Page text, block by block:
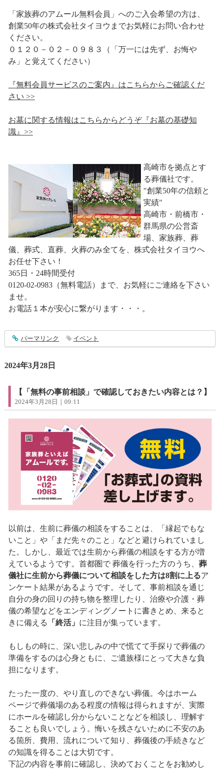
「家族葬のアムール無料会員」へのご入会希望の方は、
創業50年の株式会社タイヨウまでお気軽にお問い合わせ
ください。
０１２０－０２－０９８３（「万一には先ず、お悔や
み」と覚えてください）
『無料会員サービスのご案内』はこちらからご確認くだ
さい >>
お墓に関する情報はこちらからどうぞ『お墓の基礎知
識』>>
高崎市を拠点とす
る葬儀社です。
"創業50年の信頼と
実績"
高崎市・前橋市・
群馬県の公営斎
場、家族葬、葬
儀、葬式、直葬、火葬のみ全てを、株式会社タイヨウへ
お任せ下さい！
365日・24時間受付
0120-02-0983（無料電話）まで、お気軽にご連絡を下さい
ませ。
お電話１本が安心に繋がります・・・。
entry4305
パーマリンク イベント
2024年3月28日
【「無料の事前相談」で確認しておきたい内容とは？】
2024年3月28日｜09:11
以前は、生前に葬儀の相談をすることは、「縁起でもな
いこと」や「まだ先々のこと」などと避けられていまし
た。しかし、最近では生前から葬儀の相談をする方が増
えているようです。首都圏で 葬儀を行った方のうち、 葬
儀社に生前から葬儀について相談をした方は8割に上るア
ンケート結果があるようです。そして、事前相談を通じ
自分の身の回りの持ち物を整理したり、治療や介護・葬
儀の希望などをエンディングノートに書きとめ、来ると
きに備える
「終活」 に注目が集っています。
もしもの時に、深い悲しみの中で慌てて手探りで葬儀の
準備をするのは心身ともに、ご遺族様にとって大きな負
担になります。
たった一度の、やり直しのできない葬儀。今はホーム
ページで葬儀場のある程度の情報は得られますが、実際
にホールを確認し分からないことなどを相談し、理解す
ることも良いでしょう。悔いを残さないために不安のあ
る箇所、費用、流れについて知り、葬儀後の手続きなど
の知識を得ることは大切です。
下記の内容を事前に確認し、決めておくことをお勧めし